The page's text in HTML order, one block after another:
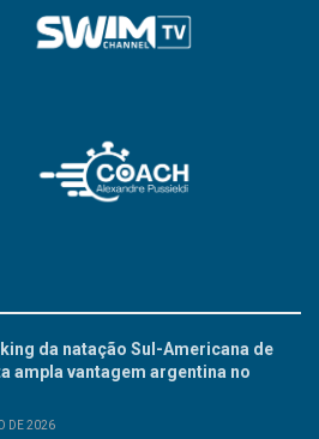
da natação Sul-Americana de
ampla vantagem argentina no
DE 2026